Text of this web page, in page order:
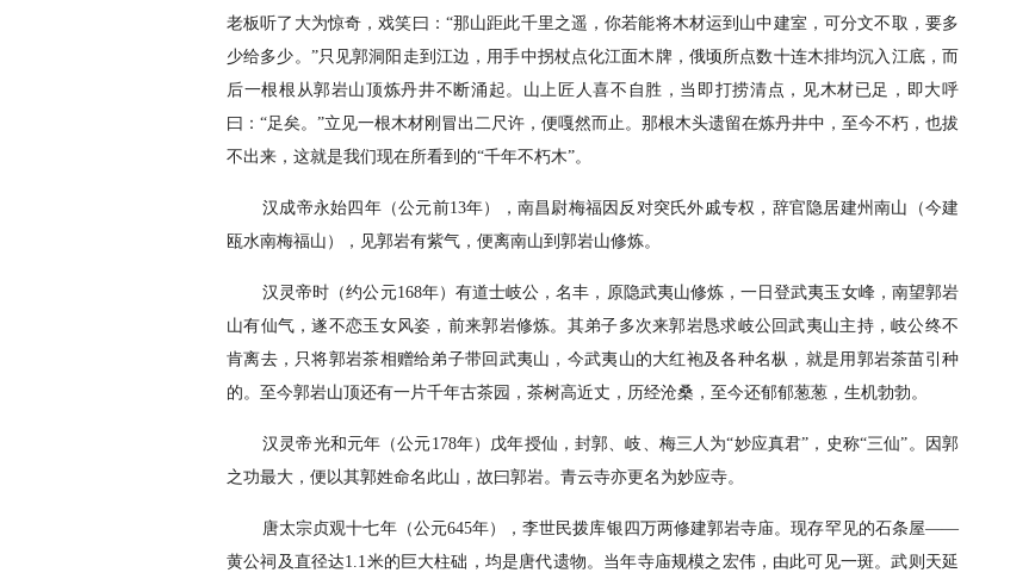
老板听了大为惊奇，戏笑曰：“那山距此千里之遥，你若能将木材运到山中建室，可分文不取，要多
少给多少。”只见郭洞阳走到江边，用手中拐杖点化江面木牌，俄顷所点数十连木排均沉入江底，而
后一根根从郭岩山顶炼丹井不断涌起。山上匠人喜不自胜，当即打捞清点，见木材已足，即大呼
曰：“足矣。”立见一根木材刚冒出二尺许，便嘎然而止。那根木头遗留在炼丹井中，至今不朽，也拔
不出来，这就是我们现在所看到的“千年不朽木”。
汉成帝永始四年（公元前13年），南昌尉梅福因反对突氏外戚专权，辞官隐居建州南山（今建
瓯水南梅福山），见郭岩有紫气，便离南山到郭岩山修炼。
汉灵帝时（约公元168年）有道士岐公，名丰，原隐武夷山修炼，一日登武夷玉女峰，南望郭岩
山有仙气，遂不恋玉女风姿，前来郭岩修炼。其弟子多次来郭岩恳求岐公回武夷山主持，岐公终不
肯离去，只将郭岩茶相赠给弟子带回武夷山，今武夷山的大红袍及各种名枞，就是用郭岩茶苗引种
的。至今郭岩山顶还有一片千年古茶园，茶树高近丈，历经沧桑，至今还郁郁葱葱，生机勃勃。
汉灵帝光和元年（公元178年）戊年授仙，封郭、岐、梅三人为“妙应真君”，史称“三仙”。因郭
之功最大，便以其郭姓命名此山，故曰郭岩。青云寺亦更名为妙应寺。
唐太宗贞观十七年（公元645年），李世民拨库银四万两修建郭岩寺庙。现存罕见的石条屋——
黄公祠及直径达1.1米的巨大柱础，均是唐代遗物。当年寺庙规模之宏伟，由此可见一斑。武则天延